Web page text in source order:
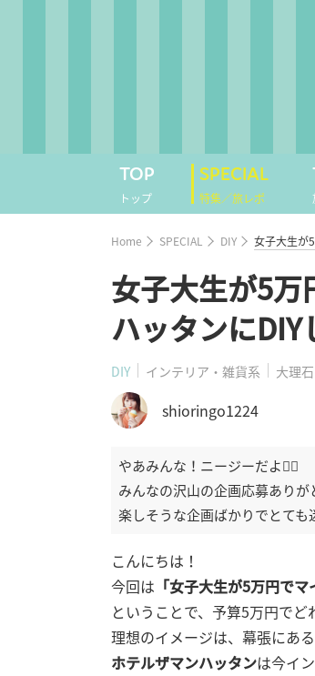
TOP
トップ
SPECIAL
特集／旅レポ
Home SPECIAL DIY 女子大生が
女子大生が5万
ハッタンにDIY
DIY インテリア・雑貨系 大理
shioringo1224
やあみんな！ニージーだよ🧞‍♂️
みんなの沢山の企画応募ありが
楽しそうな企画ばかりでとて
こんにちは！
今回は 「女子大生が5万円で
ということで、予算5万円で
理想のイメージは、幕張にある
ホテルザマンハッタンは今イ